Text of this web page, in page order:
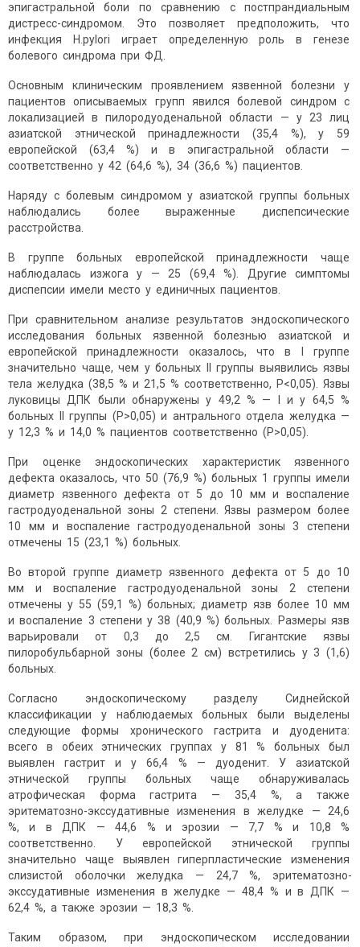
эпигастральной боли по сравнению с постпрандиальным
дистресс-синдромом. Это позволяет предположить, что
инфекция H.pylori играет определенную роль в генезе
болевого синдрома при ФД.
Основным клиническим проявлением язвенной болезни у
пациентов описываемых групп явился болевой синдром с
локализацией в пилородуоденальной области — у 23 лиц
азиатской этнической принадлежности (35,4 %), у 59
европейской (63,4 %) и в эпигастральной области —
соответственно у 42 (64,6 %), 34 (36,6 %) пациентов.
Наряду с болевым синдромом у азиатской группы больных
наблюдались более выраженные диспепсические
расстройства.
В группе больных европейской принадлежности чаще
наблюдалась изжога у — 25 (69,4 %). Другие симптомы
диспепсии имели место у единичных пациентов.
При сравнительном анализе результатов эндоскопического
исследования больных язвенной болезнью азиатской и
европейской принадлежности оказалось, что в I группе
значительно чаще, чем у больных II группы выявились язвы
тела желудка (38,5 % и 21,5 % соответственно, P<0,05). Язвы
луковицы ДПК были обнаружены у 49,2 % — I и у 64,5 %
больных II группы (P>0,05) и антрального отдела желудка —
у 12,3 % и 14,0 % пациентов соответственно (P>0,05).
При оценке эндоскопических характеристик язвенного
дефекта оказалось, что 50 (76,9 %) больных 1 группы имели
диаметр язвенного дефекта от 5 до 10 мм и воспаление
гастродуоденальной зоны 2 степени. Язвы размером более
10 мм и воспаление гастродуоденальной зоны 3 степени
отмечены 15 (23,1 %) больных.
Во второй группе диаметр язвенного дефекта от 5 до 10
мм и воспаление гастродуоденальной зоны 2 степени
отмечены у 55 (59,1 %) больных; диаметр язв более 10 мм
и воспаление 3 степени у 38 (40,9 %) больных. Размеры язв
варьировали от 0,3 до 2,5 см. Гигантские язвы
пилоробульбарной зоны (более 2 см) встретились у 3 (1,6)
больных.
Согласно эндоскопическому разделу Сиднейской
классификации у наблюдаемых больных были выделены
следующие формы хронического гастрита и дуоденита:
всего в обеих этнических группах у 81 % больных был
выявлен гастрит и у 66,4 % — дуоденит. У азиатской
этнической группы больных чаще обнаруживалась
атрофическая форма гастрита — 35,4 %, а также
эритематозно-экссудативные изменения в желудке — 24,6
%, и в ДПК — 44,6 % и эрозии — 7,7 % и 10,8 %
соответственно. У европейской этнической группы
значительно чаще выявлен гиперпластические изменения
слизистой оболочки желудка — 24,7 %, эритематозно-
экссудативные изменения в желудке — 48,4 % и в ДПК —
62,4 %, а также эрозии — 18,3 %.
Таким образом, при эндоскопическом исследовании